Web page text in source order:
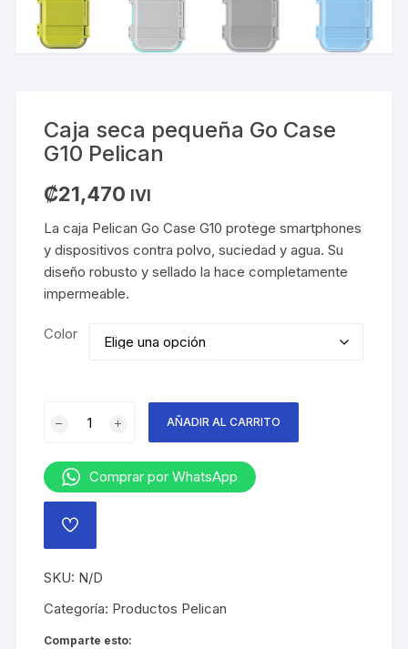
Caja seca pequeña Go Case
G10 Pelican
₡21,470 IVI
La caja Pelican Go Case G10 protege smartphones
y dispositivos contra polvo, suciedad y agua. Su
diseño robusto y sellado la hace completamente
impermeable.
Color
Go
Case
G10
AÑADIR AL CARRITO
Comprar por WhatsApp
AÑADIR
A
LISTA
DE
DESEOS
SKU: N/D
Categoría: Productos Pelican
Comparte esto: